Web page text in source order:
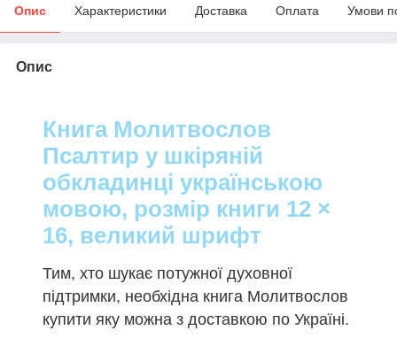
Опис Характеристики Доставка Оплата Умови
Опис
Книга Молитвослов
Псалтир у шкіряній
обкладинці українською
мовою, розмір книги 12 ×
16, великий шрифт
Тим, хто шукає потужної духовної
підтримки, необхідна книга Молитвослов
купити яку можна з доставкою по Україні.